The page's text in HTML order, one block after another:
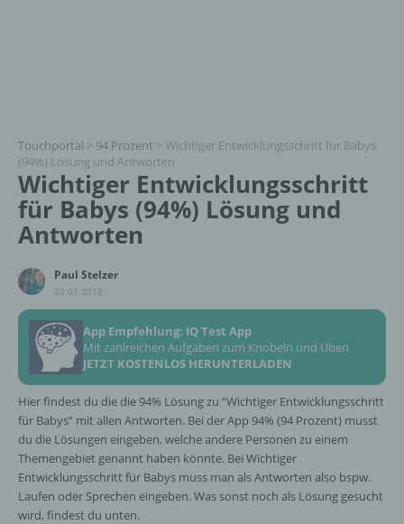
Touchportal > 94 Prozent > Wichtiger Entwicklungsschritt für Babys
(94%) Lösung und Antworten
Wichtiger Entwicklungsschritt
für Babys (94%) Lösung und
Antworten
Paul Stelzer
20.01.2018
App Empfehlung: IQ Test App
Mit zahlreichen Aufgaben zum Knobeln und Üben
JETZT KOSTENLOS HERUNTERLADEN
Hier findest du die die 94% Lösung zu “Wichtiger Entwicklungsschritt
für Babys” mit allen Antworten. Bei der App 94% (94 Prozent) musst
du die Lösungen eingeben, welche andere Personen zu einem
Themengebiet genannt haben könnte. Bei Wichtiger
Entwicklungsschritt für Babys muss man als Antworten also bspw.
Laufen oder Sprechen eingeben. Was sonst noch als Lösung gesucht
wird, findest du unten.